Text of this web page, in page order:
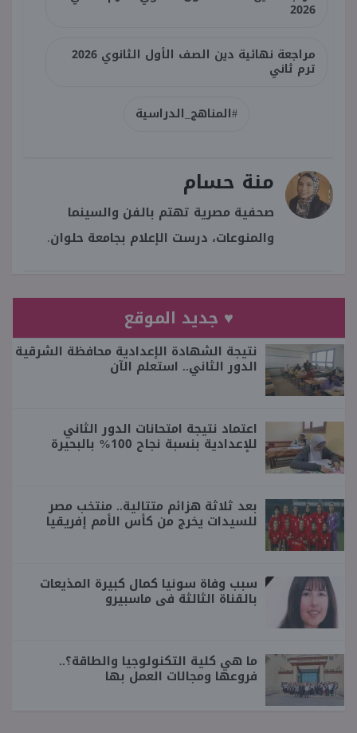
2026
مراجعة نهائية دين الصف الأول الثانوي 2026
ترم ثاني
#المناهج_الدراسية
منة حسام
صحفية مصرية تهتم بالفن والسينما
والمنوعات، درست الإعلام بجامعة حلوان.
♥ جديد الموقع
نتيجة الشهادة الإعدادية محافظة الشرقية
الدور الثاني.. استعلم الآن
اعتماد نتيجة امتحانات الدور الثاني
للإعدادية بنسبة نجاح 100% بالبحيرة
بعد ثلاثة هزائم متتالية.. منتخب مصر
للسيدات يخرج من كأس الأمم إفريقيا
سبب وفاة سونيا كمال كبيرة المذيعات
بالقناة الثالثة فى ماسبيرو
ما هي كلية التكنولوجيا والطاقة؟..
فروعها ومجالات العمل بها